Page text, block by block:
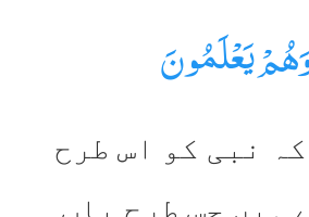
يَعْلَمُونَ
۱۴۷) کہ نبی کو اس طرح
ہیں جس طرح باپ